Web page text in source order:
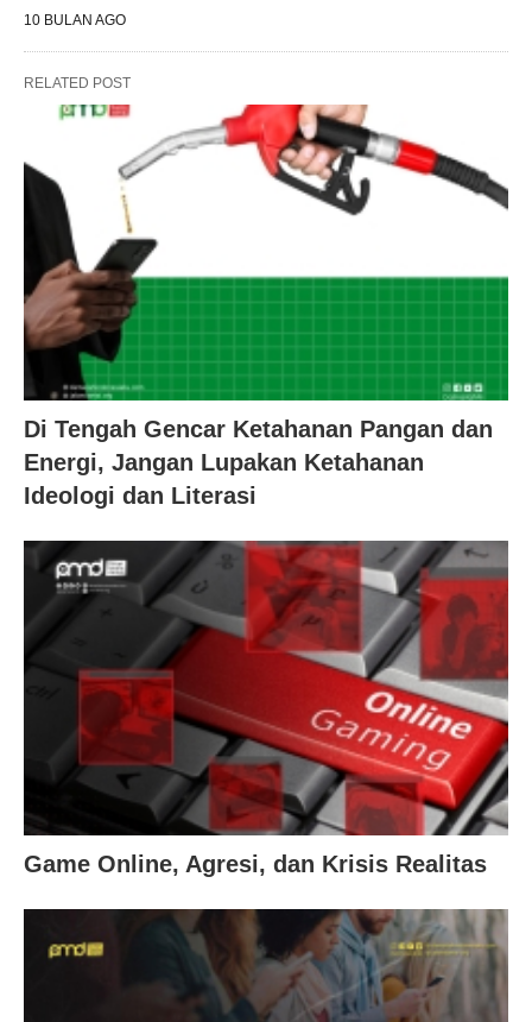
10 BULAN AGO
RELATED POST
Di Tengah Gencar Ketahanan Pangan dan
Energi, Jangan Lupakan Ketahanan
Ideologi dan Literasi
Game Online, Agresi, dan Krisis Realitas